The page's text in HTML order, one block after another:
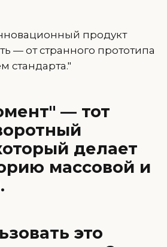
продукт
— от странного прототипа
стандарта."
— тот
делает
массовой и
это